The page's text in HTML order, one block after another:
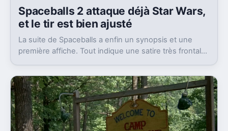
Spaceballs 2 attaque déjà Star Wars,
et le tir est bien ajusté
La suite de Spaceballs a enfin un synopsis et une
première affiche. Tout indique une satire très frontale